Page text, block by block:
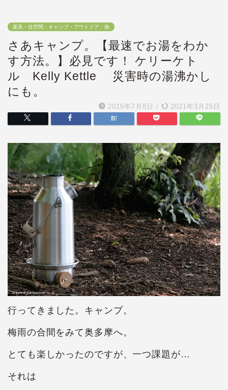
家具・住空間・キャンプ・アウトドア・旅
さあキャンプ。【最速でお湯をわか
す方法。】必見です！ ケリーケト
ル Kelly Kettle 災害時の湯沸かし
にも。
2015年7月8日 / 2021年3月25日
行ってきました。キャンプ。
梅雨の合間をみて奥多摩へ。
とても楽しかったのですが、一つ課題が…
それは